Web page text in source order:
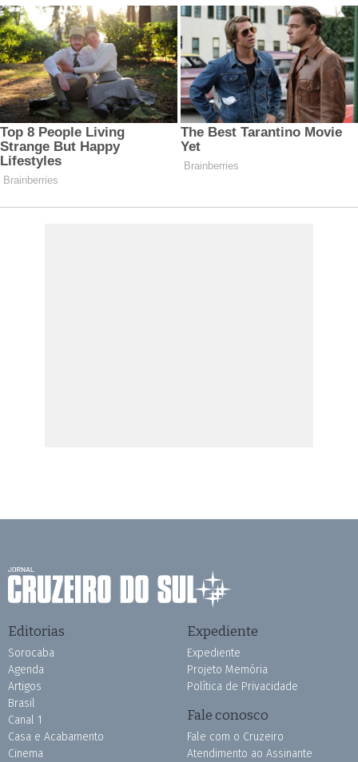
Editorias
Sorocaba
Agenda
Artigos
Brasil
Canal 1
Casa e Acabamento
Cinema
Expediente
Expediente
Projeto Memória
Política de Privacidade
Fale conosco
Fale com o Cruzeiro
Atendimento ao Assinante